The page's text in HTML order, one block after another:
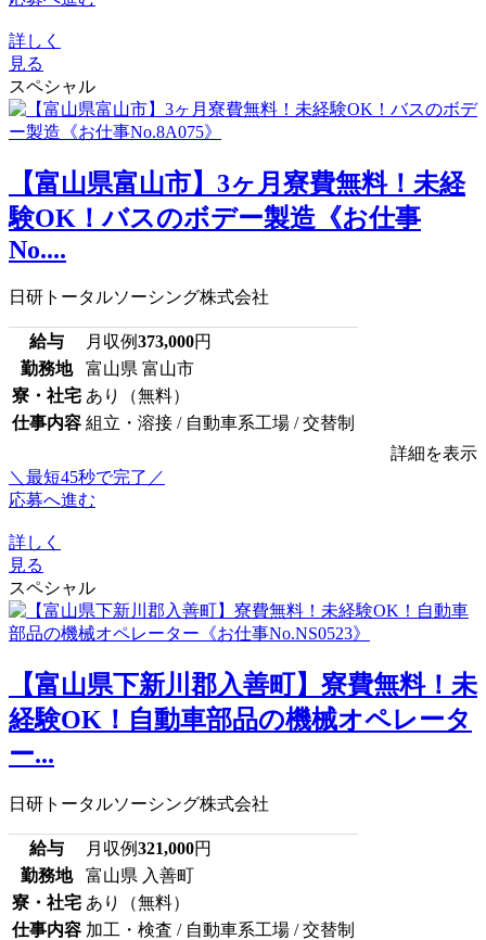
詳しく
見る
スペシャル
【富山県富山市】3ヶ月寮費無料！未経
験OK！バスのボデー製造《お仕事
No....
日研トータルソーシング株式会社
給与 月収例373,000円
勤務地
富山県 富山市
寮・社宅 あり（無料）
仕事内容 組立・溶接 / 自動車系工場 / 交替制
詳細を表示
＼最短45秒で完了／
応募へ進む
詳しく
見る
スペシャル
【富山県下新川郡入善町】寮費無料！未
経験OK！自動車部品の機械オペレータ
ー...
日研トータルソーシング株式会社
給与 月収例321,000円
勤務地
富山県 入善町
寮・社宅 あり（無料）
仕事内容 加工・検査 / 自動車系工場 / 交替制